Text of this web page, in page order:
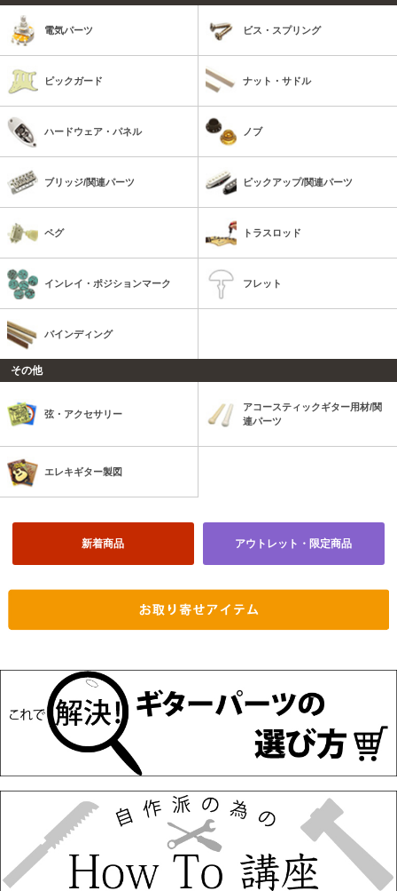
電気パーツ ビス・スプリング
ピックガード ナット・サドル
ハードウェア・パネル ノブ
ブリッジ/関連パーツ ピックアップ/関連パーツ
ペグ トラスロッド
インレイ・ポジションマーク フレット
バインディング
その他
弦・アクセサリー
アコースティックギター用材/関
連パーツ
エレキギター製図
新着商品 アウトレット・限定商品